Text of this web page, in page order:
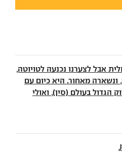
אבל לצערנו נכנעה לטויוטה,
מאחור. היא כיום עם
הגדול בעולם (סין), ואולי